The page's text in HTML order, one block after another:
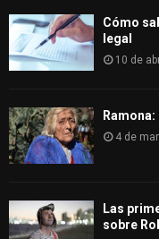
Cómo
legal
10 de
4 de
Las
sobre